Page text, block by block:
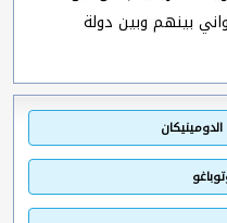
بينهم وبين دولة